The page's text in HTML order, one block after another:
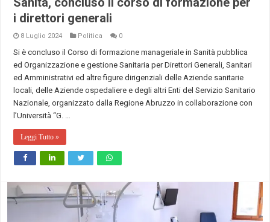
i direttori generali
8 Luglio 2024 Politica 0
Si è concluso il Corso di formazione manageriale in Sanità pubblica
ed Organizzazione e gestione Sanitaria per Direttori Generali, Sanitari
ed Amministrativi ed altre figure dirigenziali delle Aziende sanitarie
locali, delle Aziende ospedaliere e degli altri Enti del Servizio Sanitario
Nazionale, organizzato dalla Regione Abruzzo in collaborazione con
l’Università “G. …
Leggi Tutto »